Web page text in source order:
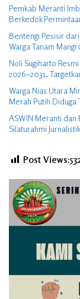
Pemkab Meranti
Berkedok
Bentengi Pesisir
Warga Tanam
Noli Sugiharto
2026–2031,
Warga Nias Utara
Merah Putih Diduga
ASWIN Meranti dan
Silaturahmi Jurnalistik
Post